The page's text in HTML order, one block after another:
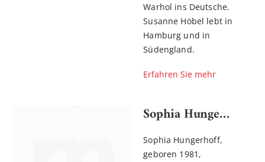
Warhol ins Deutsche.
Susanne Höbel lebt in
Hamburg und in
Südengland.
Erfahren Sie mehr
Sophia Hungerhoff
Sophia Hungerhoff,
geboren 1981,